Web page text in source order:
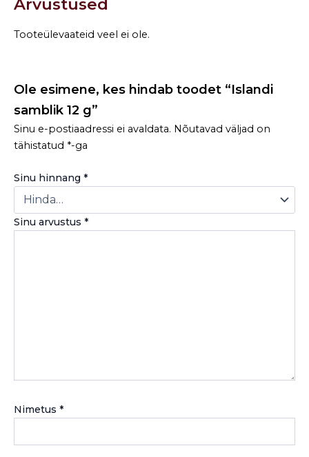
Arvustused
Tooteülevaateid veel ei ole.
Ole esimene, kes hindab toodet “Islandi
samblik 12 g”
Sinu e-postiaadressi ei avaldata. Nõutavad väljad on
tähistatud *-ga
Sinu hinnang *
Sinu arvustus *
Nimetus *